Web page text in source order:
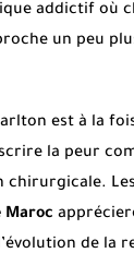
addictif où
un peu
est à la
la peur
chirurgicale.
Maroc
de la